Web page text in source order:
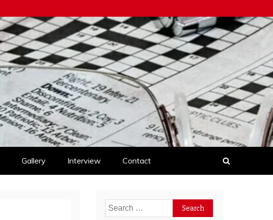
Gallery Interview Contact
Search